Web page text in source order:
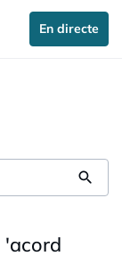
En directe
search
'acord